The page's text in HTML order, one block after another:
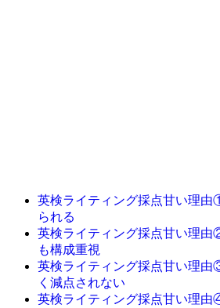
英検ライティング採点甘い理
られる
英検ライティング採点甘い理由
も構成重視
英検ライティング採点甘い理由
く減点されない
英検ライティング採点甘い理